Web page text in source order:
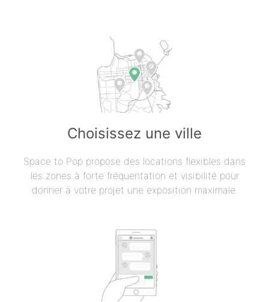
Choisissez une ville
Space to Pop propose des locations flexibles dans
les zones à forte fréquentation et visibilité pour
donner à votre projet une exposition maximale.